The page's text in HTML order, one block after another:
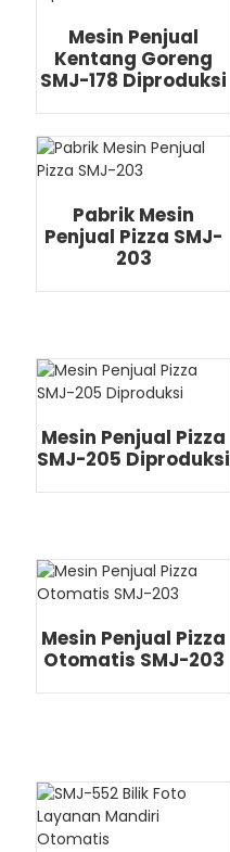
Mesin Penjual
Kentang Goreng
SMJ-178 Diproduksi
Pabrik Mesin
Penjual Pizza SMJ-
203
Mesin Penjual Pizza
SMJ-205 Diproduksi
Mesin Penjual Pizza
Otomatis SMJ-203